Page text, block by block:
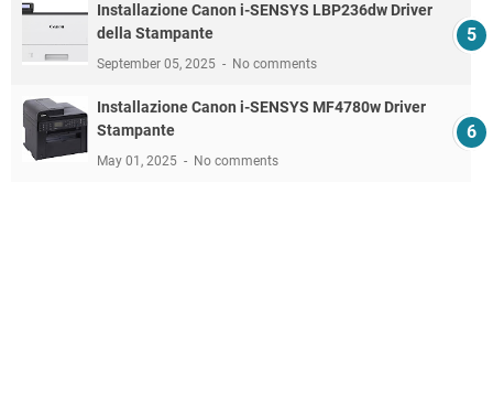
Installazione Canon i-SENSYS LBP236dw Driver
della Stampante
September 05, 2025 No comments
Installazione Canon i-SENSYS MF4780w Driver
Stampante
May 01, 2025 No comments